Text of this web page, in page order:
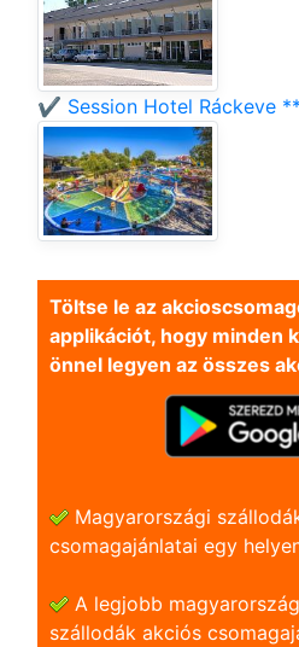
✔️ Session Hotel Ráckeve
Töltse le az
applikációt, hogy minden
önnel legyen az összes
Magyarországi
csomagajánlatai egy
A legjobb
szállodák akciós